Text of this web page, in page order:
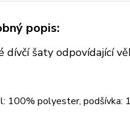
popis:
dívčí šaty odpovídající
100% polyester, podšívka: